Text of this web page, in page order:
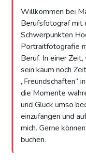
Willkommen bei
Berufsfotograf mit
Schwerpunkten
Portraitfotografie
Beruf. In einer
sein kaum noch
„Freundschaften“
die Momente
und Glück umso
einzufangen und
mich. Gerne
buchen.